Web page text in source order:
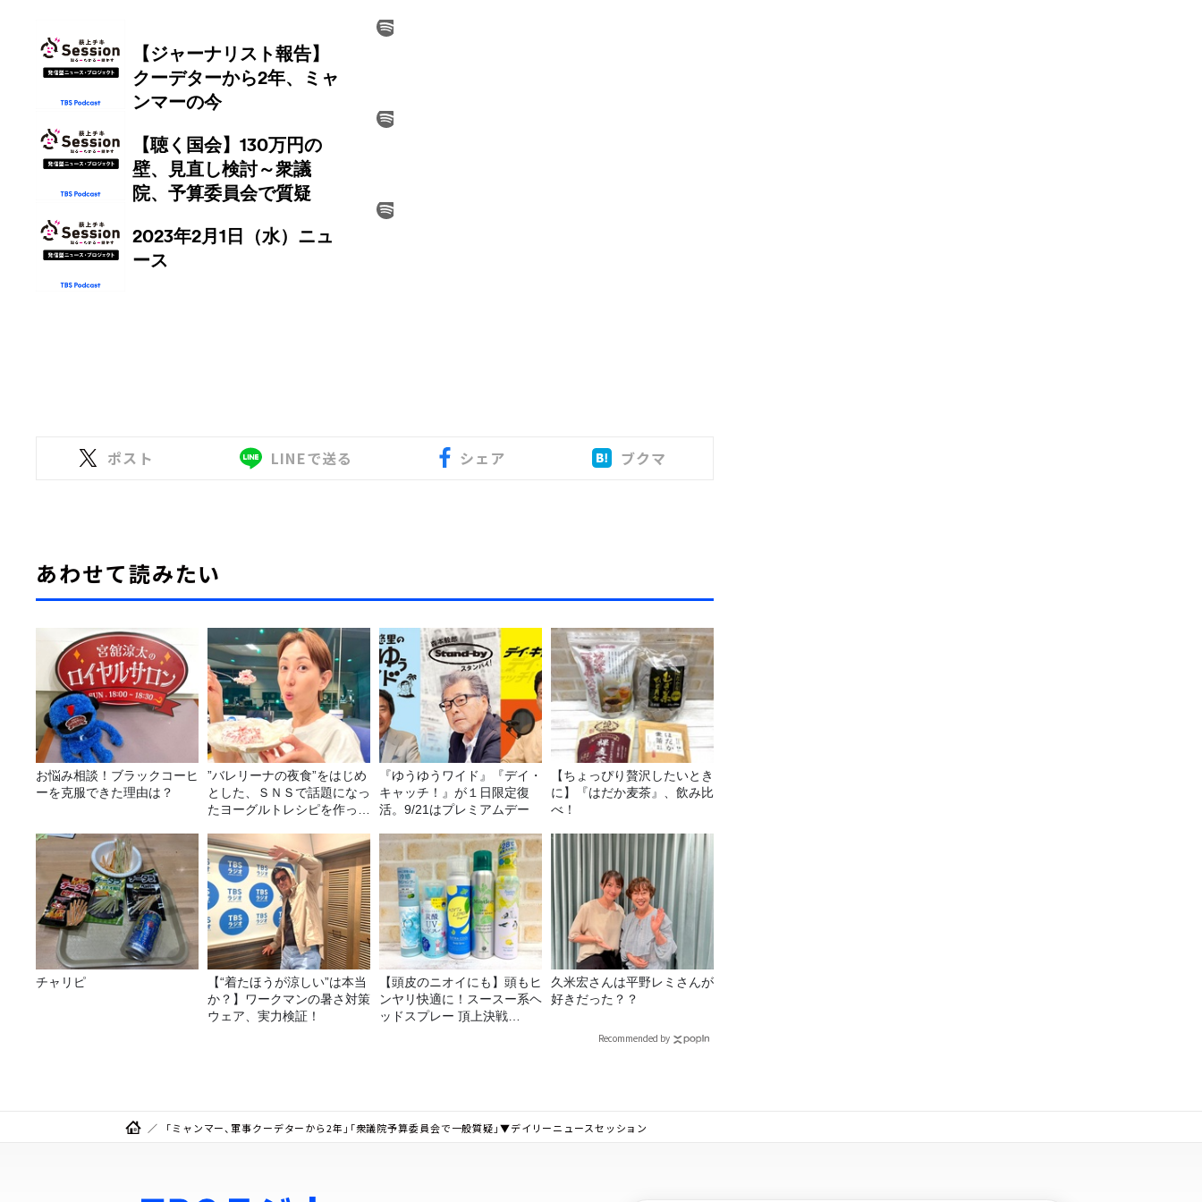
ポスト LINEで送る シェア ブクマ
あわせて読みたい
お悩み相談！ブラックコーヒ
ーを克服できた理由は？
”バレリーナの夜食”をはじめ
とした、ＳＮＳで話題になっ
たヨーグルトレシピを作って
『ゆうゆうワイド』『デイ・
キャッチ！』が１日限定復
活。9/21はプレミアムデー
【ちょっぴり贅沢したいとき
に】『はだか麦茶』、飲み比
べ！
チャリピ
【“着たほうが涼しい”は本当
か？】ワークマンの暑さ対策
ウェア、実力検証！
【頭皮のニオイにも】頭もヒ
ンヤリ快適に！スースー系ヘ
ッドスプレー 頂上決戦
久米宏さんは平野レミさんが
好きだった？？
Recommended by
「ミャンマー、軍事クーデターから2年」「衆議院予算委員会で一般質疑」▼デイリーニュースセッション